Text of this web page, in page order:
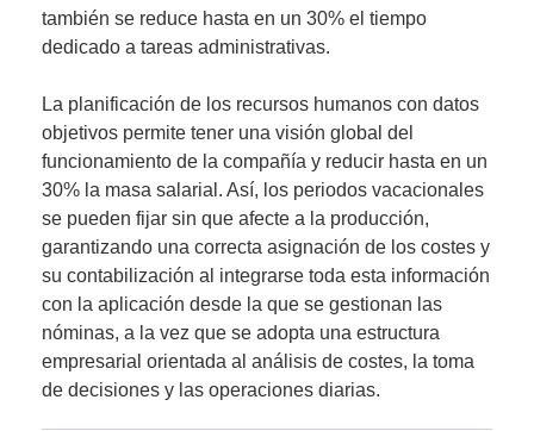
también se reduce hasta en un 30% el tiempo
dedicado a tareas administrativas.
La planificación de los recursos humanos con datos
objetivos permite tener una visión global del
funcionamiento de la compañía y reducir hasta en un
30% la masa salarial. Así, los periodos vacacionales
se pueden fijar sin que afecte a la producción,
garantizando una correcta asignación de los costes y
su contabilización al integrarse toda esta información
con la aplicación desde la que se gestionan las
nóminas, a la vez que se adopta una estructura
empresarial orientada al análisis de costes, la toma
de decisiones y las operaciones diarias.